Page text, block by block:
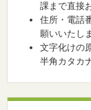
課まで直接
住所・電話
願いいたし
文字化けの
半角カタカ